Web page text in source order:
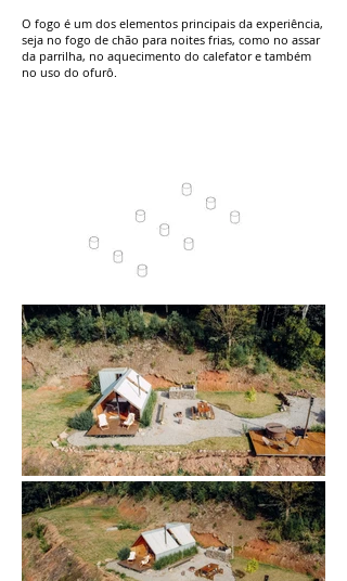
O fogo é um dos elementos principais da experiência,
seja no fogo de chão para noites frias, como no assar
da parrilha, no aquecimento do calefator e também
no uso do ofurô.